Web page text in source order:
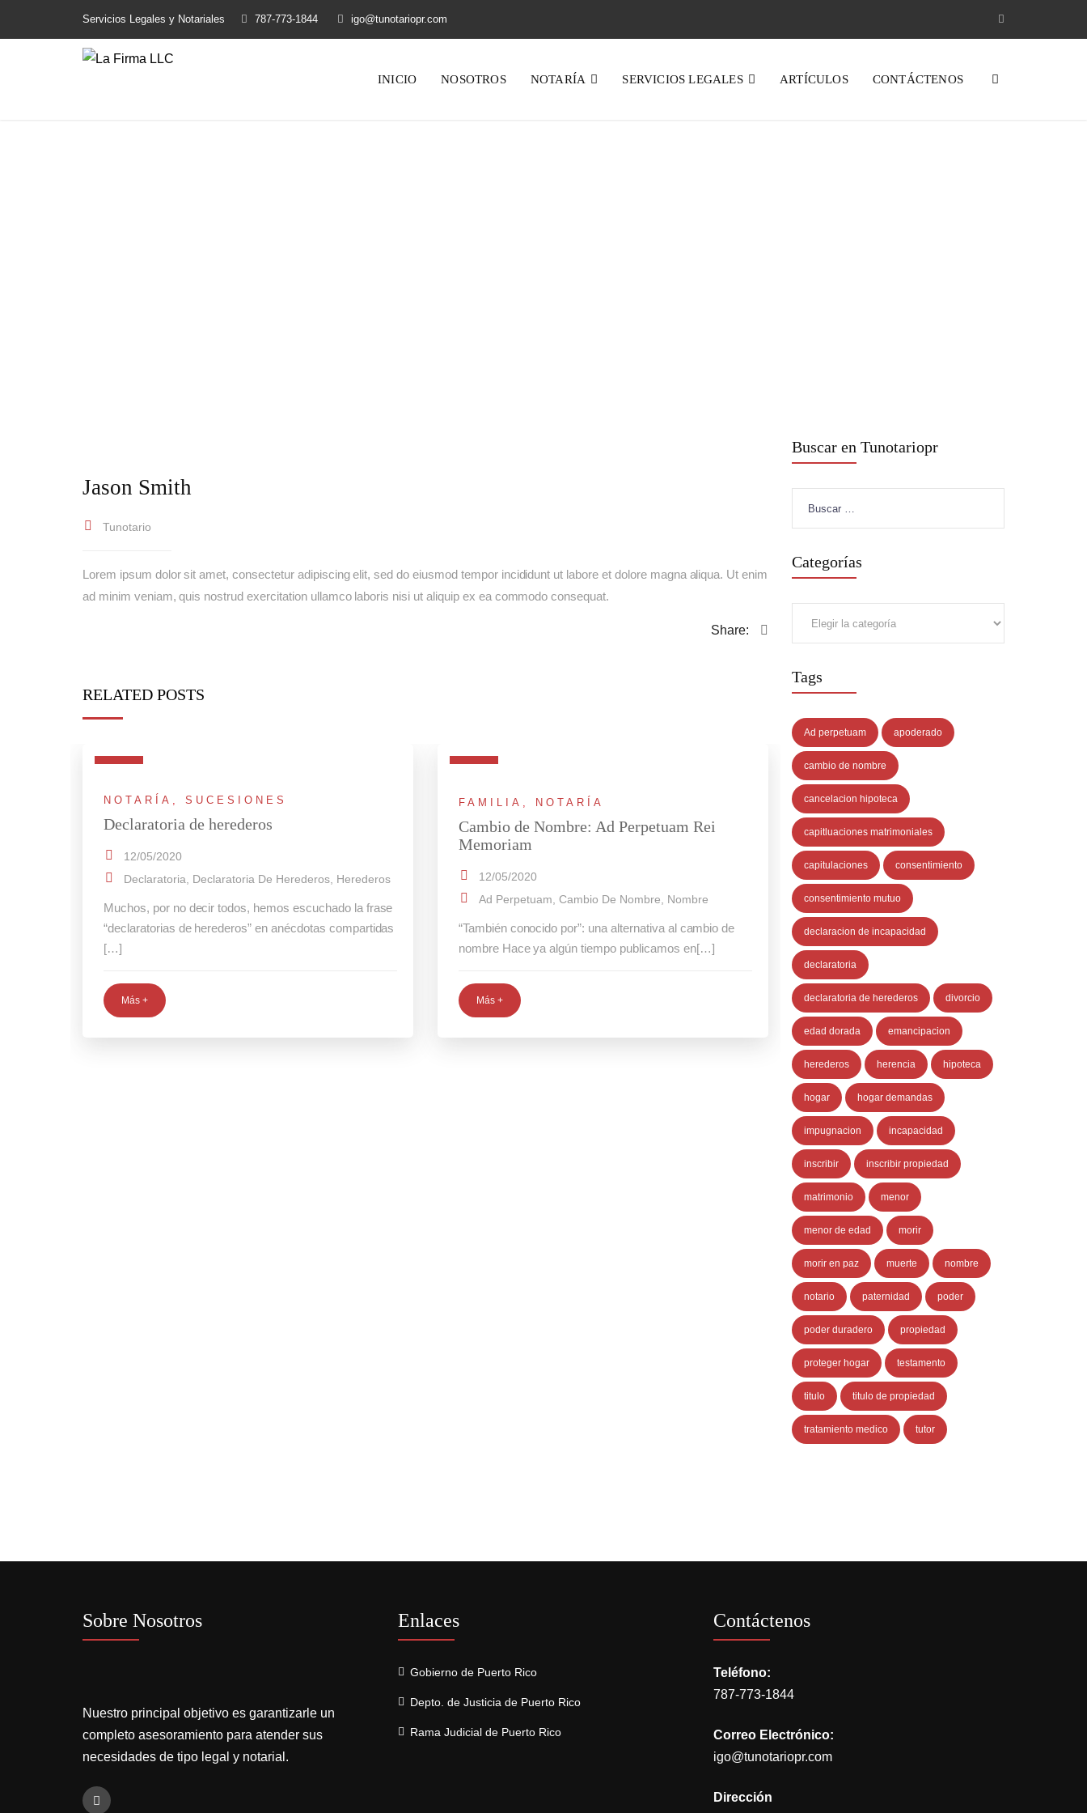
Servicios Legales y Notariales 787-773-1844 igo@tunotariopr.com
INICIO NOSOTROS NOTARÍA SERVICIOS LEGALES ARTÍCULOS CONTÁCTENOS
Jason Smith
Tunotario
Lorem ipsum dolor sit amet, consectetur adipiscing elit, sed do eiusmod tempor incididunt ut labore et dolore magna aliqua. Ut enim
ad minim veniam, quis nostrud exercitation ullamco laboris nisi ut aliquip ex ea commodo consequat.
Share:
RELATED POSTS
NOTARÍA , SUCESIONES
Declaratoria de herederos
12/05/2020
Declaratoria
Declaratoria De Herederos Herederos
Muchos, por no decir todos, hemos escuchado la frase
“declaratorias de herederos” en anécdotas compartidas
[…]
Más +
FAMILIA , NOTARÍA
Cambio de Nombre: Ad Perpetuam Rei
Memoriam
12/05/2020
Ad Perpetuam Cambio De Nombre Nombre
“También conocido por”: una alternativa al cambio de
nombre Hace ya algún tiempo publicamos en[…]
Más +
Buscar en Tunotariopr
Categorías
Tags
Ad perpetuam apoderado
cambio de nombre
cancelacion hipoteca
capitluaciones matrimoniales
capitulaciones consentimiento
consentimiento mutuo
declaracion de incapacidad
declaratoria
declaratoria de herederos divorcio
edad dorada emancipacion
herederos herencia hipoteca
hogar hogar demandas
impugnacion incapacidad
inscribir inscribir propiedad
matrimonio menor
menor de edad morir
morir en paz muerte nombre
notario paternidad poder
poder duradero propiedad
proteger hogar testamento
titulo titulo de propiedad
tratamiento medico tutor
Sobre Nosotros
Nuestro principal objetivo es garantizarle un
completo asesoramiento para atender sus
necesidades de tipo legal y notarial.
Enlaces
Gobierno de Puerto Rico
Depto. de Justicia de Puerto Rico
Rama Judicial de Puerto Rico
Contáctenos
Teléfono:
787-773-1844
Correo Electrónico:
igo@tunotariopr.com
Dirección